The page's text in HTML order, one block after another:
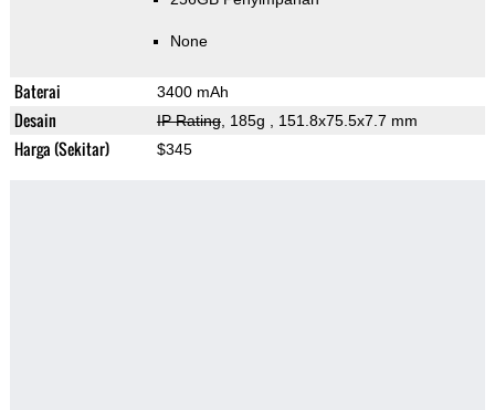
None
Baterai 3400 mAh
Desain IP Rating, 185g , 151.8x75.5x7.7 mm
Harga (Sekitar) $345